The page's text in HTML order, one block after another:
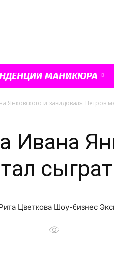
МАНИКЮРА
Янковского и завидовал»: Петров
Ивана
Цветкова Шоу-бизнес